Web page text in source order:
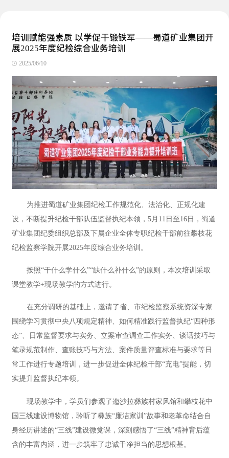
培训赋能强素质 以学促干锻铁军——蜀道矿业集团开
展2025年度纪检综合业务培训
2025/06/10
为推进蜀道矿业集团纪检工作规范化、法治化、正规化建
设，不断提升纪检干部队伍监督执纪本领，5月11日至16日，蜀道
矿业集团纪委组织总部及下属企业全体专职纪检干部前往攀枝花
纪检监察学院开展2025年度综合业务培训。
按照“干什么学什么”“缺什么补什么”的原则，本次培训采取
课堂教学+现场教学的方式进行。
在充分调研的基础上，邀请了省、市纪检监察系统资深专家
围绕学习贯彻中央八项规定精神、如何精准践行监督执纪“四种形
态”、日常监督要求与实务、立案审查调查工作实务、谈话技巧与
笔录规范制作、查账技巧与方法、案件质量评查标准与要求等日
常工作进行专题培训，进一步促进全体纪检干部“充电”提能，切
实提升监督执纪本领。
现场教学中，学员们参观了迤沙拉彝族村家风馆和攀枝花中
国三线建设博物馆，聆听了彝族“廉洁家训”故事和老革命结合自
身经历讲述的“三线”建设微党课，深刻感悟了“三线”精神背后蕴
含的丰富内涵，进一步筑牢了忠诚干净担当的思想根基。